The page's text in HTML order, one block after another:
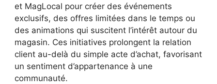
et MagLocal pour créer des événements
exclusifs, des offres limitées dans le temps ou
des animations qui suscitent l’intérêt autour du
magasin. Ces initiatives prolongent la relation
client au-delà du simple acte d’achat, favorisant
un sentiment d’appartenance à une
communauté.